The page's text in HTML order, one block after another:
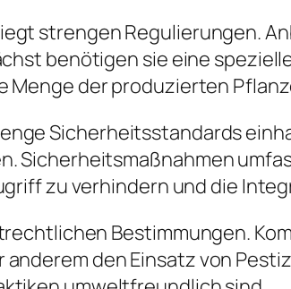
strengen Regulierungen.
benötigen sie eine
der produzierten
Sicherheitsstandards
Sicherheitsmaßnahmen
zu verhindern und die
Bestimmungen.
den Einsatz von